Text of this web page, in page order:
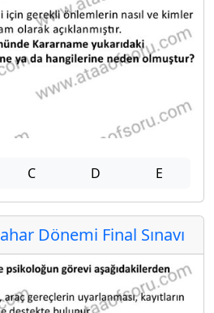
C D E
Dönemi Final Sınavı